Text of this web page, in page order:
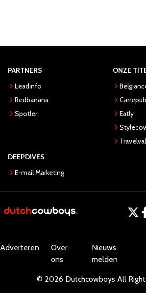
PARTNERS
Leadinfo
Redbanana
Spotler
ONZE
Eatly
DEEPDIVES
E-mail Marketing
Adverteren
Over
ons
Nieuws
melden
© 2026 Dutchcowboys All